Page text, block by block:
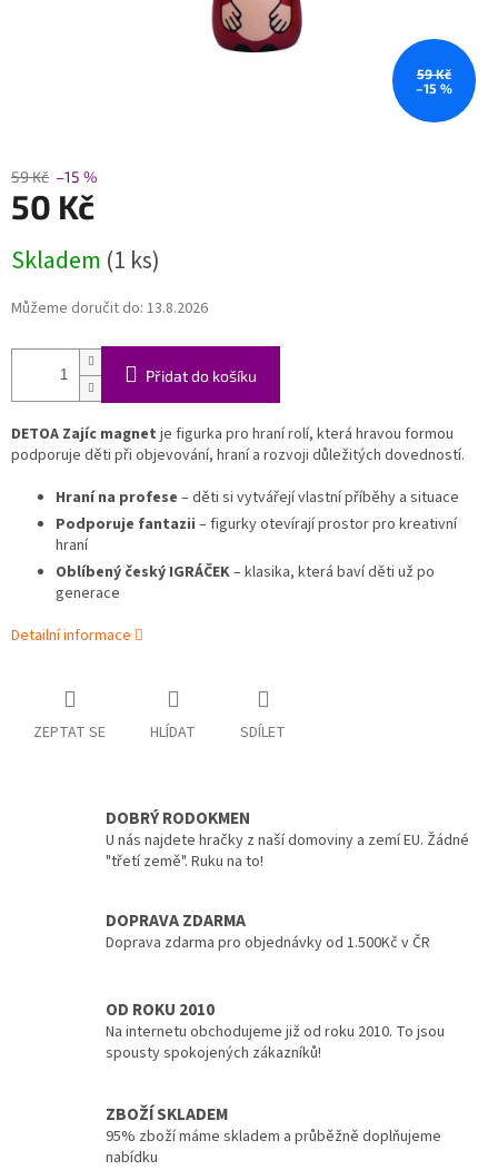
59 Kč
–15 %
59 Kč –15 %
50 Kč
cena:
Skladem (1 ks)
Můžeme doručit do: 13.8.2026
Přidat do košíku
DETOA Zajíc magnet je figurka pro hraní rolí, která hravou formou
podporuje děti při objevování, hraní a rozvoji důležitých dovedností.
Hraní na profese – děti si vytvářejí vlastní příběhy a situace
Podporuje fantazii – figurky otevírají prostor pro kreativní
hraní
Oblíbený český IGRÁČEK– klasika, která baví děti už po
generace
Detailní informace
ZEPTAT SE HLÍDAT SDÍLET
DOBRÝ RODOKMEN
U nás najdete hračky z naší domoviny a zemí EU. Žádné
"třetí země". Ruku na to!
DOPRAVA ZDARMA
Doprava zdarma pro objednávky od 1.500Kč v ČR
OD ROKU 2010
Na internetu obchodujeme již od roku 2010. To jsou
spousty spokojených zákazníků!
ZBOŽÍ SKLADEM
95% zboží máme skladem a průběžně doplňujeme
nabídku